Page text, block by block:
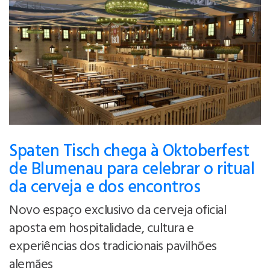
Spaten Tisch chega à Oktoberfest
de Blumenau para celebrar o ritual
da cerveja e dos encontros
Novo espaço exclusivo da cerveja oficial
aposta em hospitalidade, cultura e
experiências dos tradicionais pavilhões
alemães